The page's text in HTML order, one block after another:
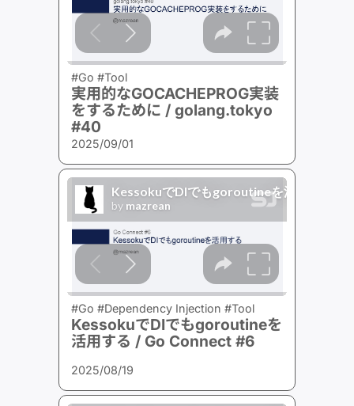
#Go #Tool
実用的なGOCACHEPROG実装
をするために / golang.tokyo
#40
2025/09/01
#Go #Dependency Injection #Tool
KessokuでDIでもgoroutineを
活用する / Go Connect #6
2025/08/19